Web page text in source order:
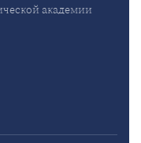
академии